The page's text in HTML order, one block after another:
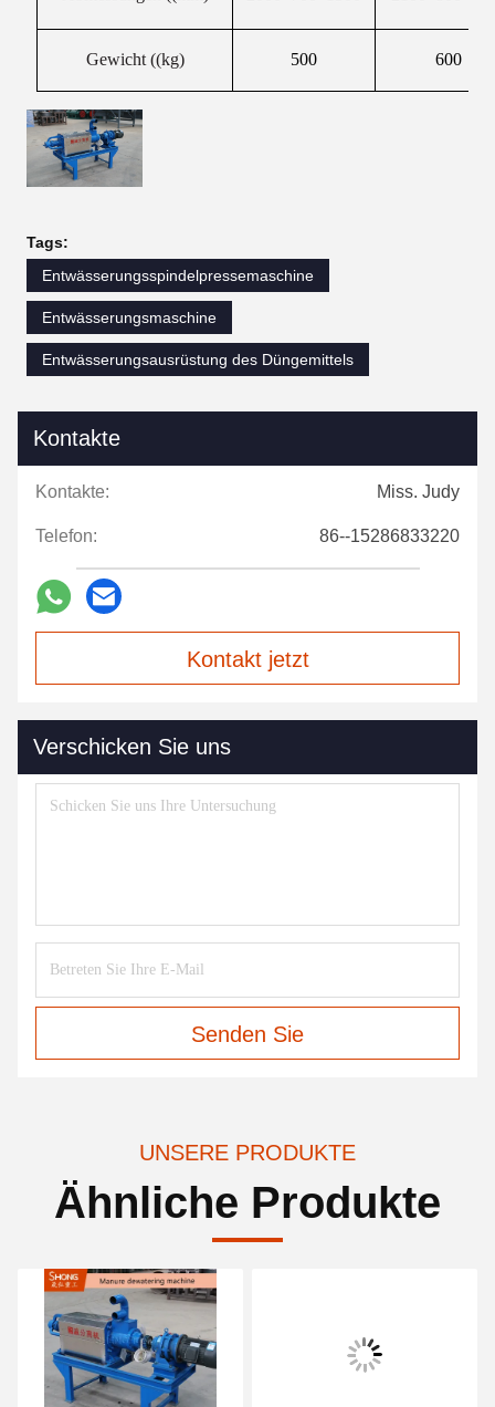
Gewicht ((kg) 500 600
Tags:
Entwässerungsspindelpressemaschine
Entwässerungsmaschine
Entwässerungsausrüstung des Düngemittels
Kontakte
Kontakte: Miss. Judy
Telefon: 86--15286833220
Kontakt jetzt
Verschicken Sie uns
Senden Sie
UNSERE PRODUKTE
Ähnliche Produkte